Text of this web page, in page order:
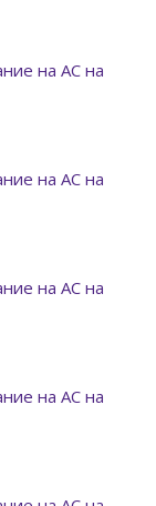
на АС на
на АС на
на АС на
на АС на